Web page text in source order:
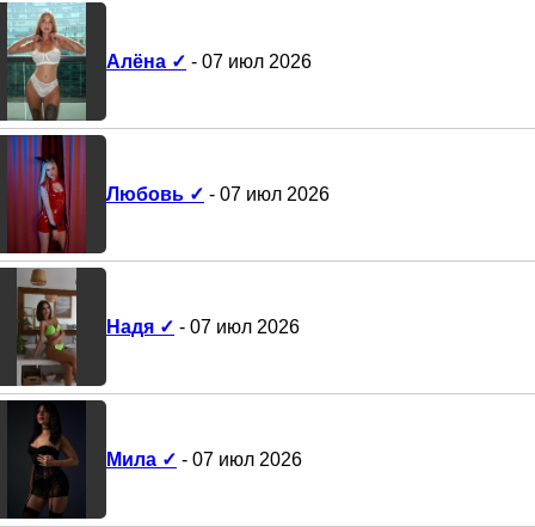
Алёна ✓ - 07 июл 2026
Любовь ✓ - 07 июл 2026
Надя ✓ - 07 июл 2026
Мила ✓ - 07 июл 2026